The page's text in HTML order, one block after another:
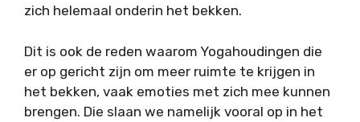
zich helemaal onderin het bekken.
Dit is ook de reden waarom Yogahoudingen die
er op gericht zijn om meer ruimte te krijgen in
het bekken, vaak emoties met zich mee kunnen
brengen. Die slaan we namelijk vooral op in het